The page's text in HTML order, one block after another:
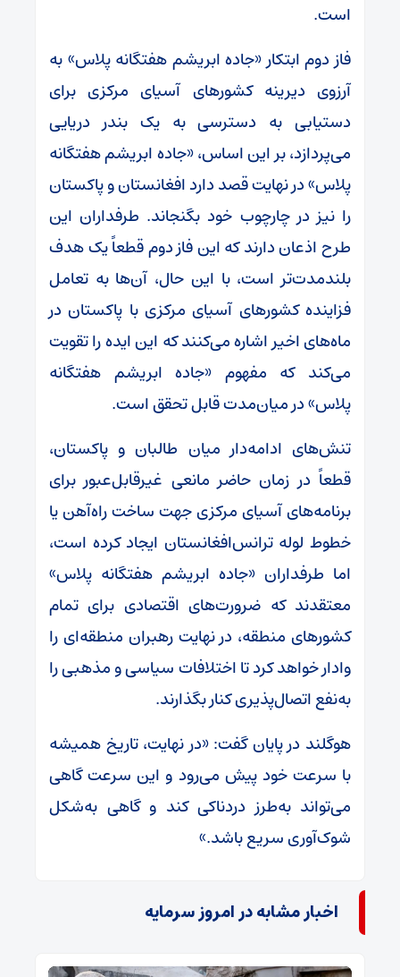
است.
فاز دوم ابتکار «جاده ابریشم هفتگانه پلاس» به
آرزوی دیرینه کشورهای آسیای مرکزی برای
دستیابی به دسترسی به یک بندر دریایی
می‌پردازد، بر این اساس، «جاده ابریشم هفتگانه
پلاس» در نهایت قصد دارد افغانستان و پاکستان
را نیز در چارچوب خود بگنجاند. طرفداران این
طرح اذعان دارند که این فاز دوم قطعاً یک هدف
بلندمدت‌تر است، با این حال، آن‌ها به تعامل
فزاینده کشورهای آسیای مرکزی با پاکستان در
ماه‌های اخیر اشاره می‌کنند که این ایده را تقویت
می‌کند که مفهوم «جاده ابریشم هفتگانه
پلاس» در میان‌مدت قابل تحقق است.
تنش‌های ادامه‌دار میان طالبان و پاکستان،
قطعاً در زمان حاضر مانعی غیرقابل‌عبور برای
برنامه‌های آسیای مرکزی جهت ساخت راه‌آهن یا
خطوط لوله ترانس‌افغانستان ایجاد کرده است،
اما طرفداران «جاده ابریشم هفتگانه پلاس»
معتقدند که ضرورت‌های اقتصادی برای تمام
کشورهای منطقه، در نهایت رهبران منطقه‌ای را
وادار خواهد کرد تا اختلافات سیاسی و مذهبی را
به‌نفع اتصال‌پذیری کنار بگذارند.
هوگلند در پایان گفت: «در نهایت، تاریخ همیشه
با سرعت خود پیش می‌رود و این سرعت گاهی
می‌تواند به‌طرز دردناکی کند و گاهی به‌شکل
شوک‌آوری سریع باشد.»
اخبار مشابه در امروز سرمایه